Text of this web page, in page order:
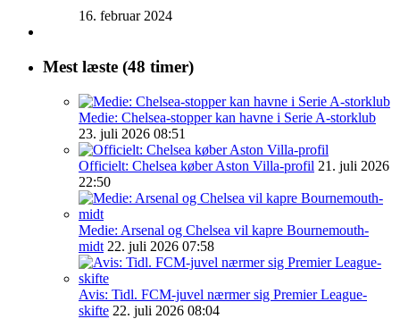
16. februar 2024
Mest læste (48 timer)
Medie: Chelsea-stopper kan havne i Serie A-storklub
23. juli 2026 08:51
Officielt: Chelsea køber Aston Villa-profil 21. juli 2026
22:50
Medie: Arsenal og Chelsea vil kapre Bournemouth-
midt 22. juli 2026 07:58
Avis: Tidl. FCM-juvel nærmer sig Premier League-
skifte 22. juli 2026 08:04